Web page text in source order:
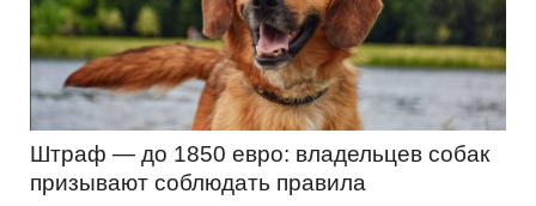
Штраф — до 1850 евро: владельцев собак
призывают соблюдать правила